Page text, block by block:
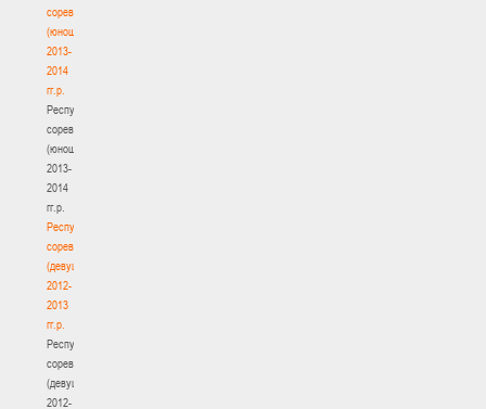
соревнования
(юноши)
2013-
2014
гг.р.
Республиканские
соревнования
(юноши)
2013-
2014
гг.р.
Республиканские
соревнования
(девушки)
2012-
2013
гг.р.
Республиканские
соревнования
(девушки)
2012-